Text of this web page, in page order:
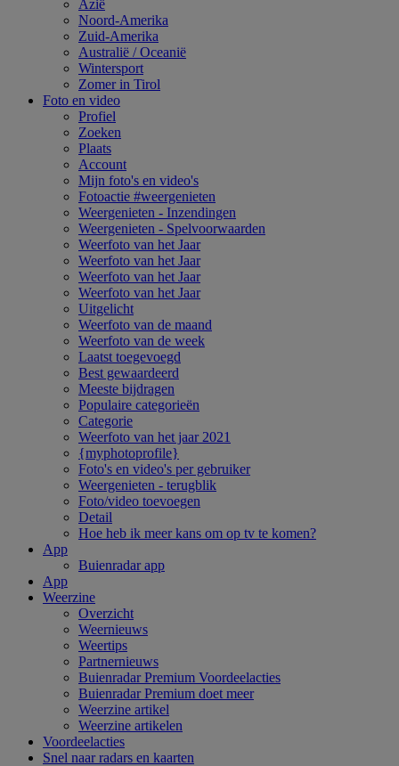
Azië
Noord-Amerika
Zuid-Amerika
Australië / Oceanië
Wintersport
Zomer in Tirol
Foto en video
Profiel
Zoeken
Plaats
Account
Mijn foto's en video's
Fotoactie #weergenieten
Weergenieten - Inzendingen
Weergenieten - Spelvoorwaarden
Weerfoto van het Jaar
Weerfoto van het Jaar
Weerfoto van het Jaar
Weerfoto van het Jaar
Uitgelicht
Weerfoto van de maand
Weerfoto van de week
Laatst toegevoegd
Best gewaardeerd
Meeste bijdragen
Populaire categorieën
Categorie
Weerfoto van het jaar 2021
{myphotoprofile}
Foto's en video's per gebruiker
Weergenieten - terugblik
Foto/video toevoegen
Detail
Hoe heb ik meer kans om op tv te komen?
App
Buienradar app
App
Weerzine
Overzicht
Weernieuws
Weertips
Partnernieuws
Buienradar Premium Voordeelacties
Buienradar Premium doet meer
Weerzine artikel
Weerzine artikelen
Voordeelacties
Snel naar radars en kaarten